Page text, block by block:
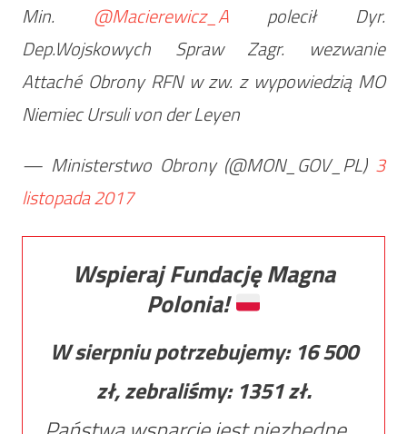
Min. @Macierewicz_Apolecił Dyr.
Dep.Wojskowych Spraw Zagr. wezwanie
Attaché Obrony RFN w zw. z wypowiedzią MO
Niemiec Ursuli von der Leyen
— Ministerstwo Obrony (@MON_GOV_PL) 3
listopada 2017
Wspieraj Fundację Magna
Polonia!
W sierpniu potrzebujemy: 16 500
zł, zebraliśmy: 1351zł.